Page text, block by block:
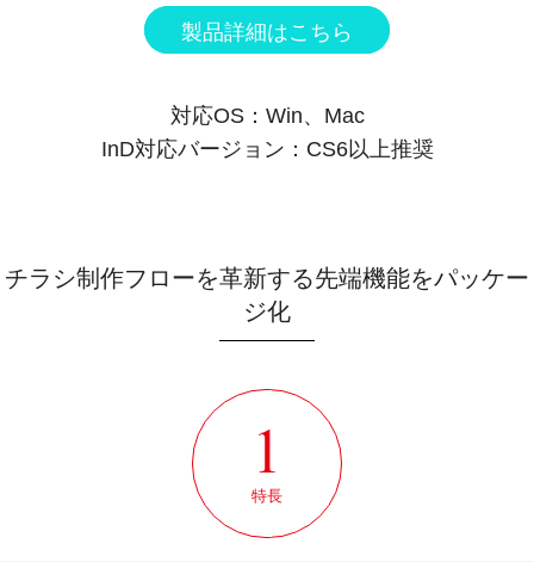
製品詳細はこちら
対応OS：Win、Mac
InD対応バージョン：CS6以上推奨
チラシ制作フローを革新する先端機能をパッケー
ジ化
特長